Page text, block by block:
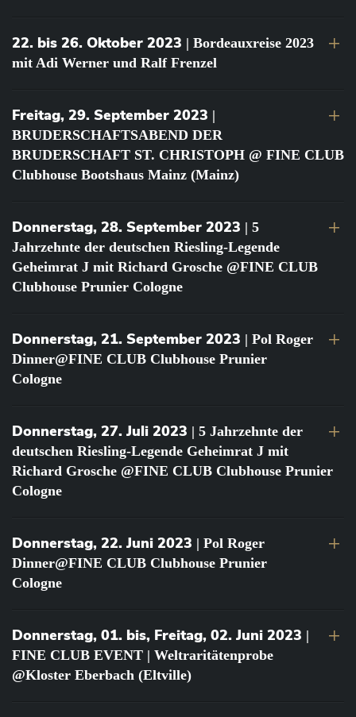
22. bis 26. Oktober 2023 | Bordeauxreise 2023
mit Adi Werner und Ralf Frenzel
Freitag, 29. September 2023 |
BRUDERSCHAFTSABEND DER
BRUDERSCHAFT ST. CHRISTOPH @ FINE CLUB
Clubhouse Bootshaus Mainz (Mainz)
Donnerstag, 28. September 2023 | 5
Jahrzehnte der deutschen Riesling-Legende
Geheimrat J mit Richard Grosche @FINE CLUB
Clubhouse Prunier Cologne
Donnerstag, 21. September 2023 | Pol Roger
Dinner@FINE CLUB Clubhouse Prunier
Cologne
Donnerstag, 27. Juli 2023 | 5 Jahrzehnte der
deutschen Riesling-Legende Geheimrat J mit
Richard Grosche @FINE CLUB Clubhouse Prunier
Cologne
Donnerstag, 22. Juni 2023 | Pol Roger
Dinner@FINE CLUB Clubhouse Prunier
Cologne
Donnerstag, 01. bis, Freitag, 02. Juni 2023 |
FINE CLUB EVENT | Weltraritätenprobe
@Kloster Eberbach (Eltville)